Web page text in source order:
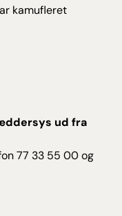
kamufleret
ud fra
77 33 55 00 og